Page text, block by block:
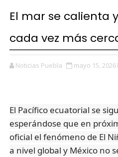
El mar se calienta
cada vez más
Noticias Puebla mayo 15, 2026
El Pacífico ecuatorial se
esperándose que en
oficial el fenómeno de El
a nivel global y México no